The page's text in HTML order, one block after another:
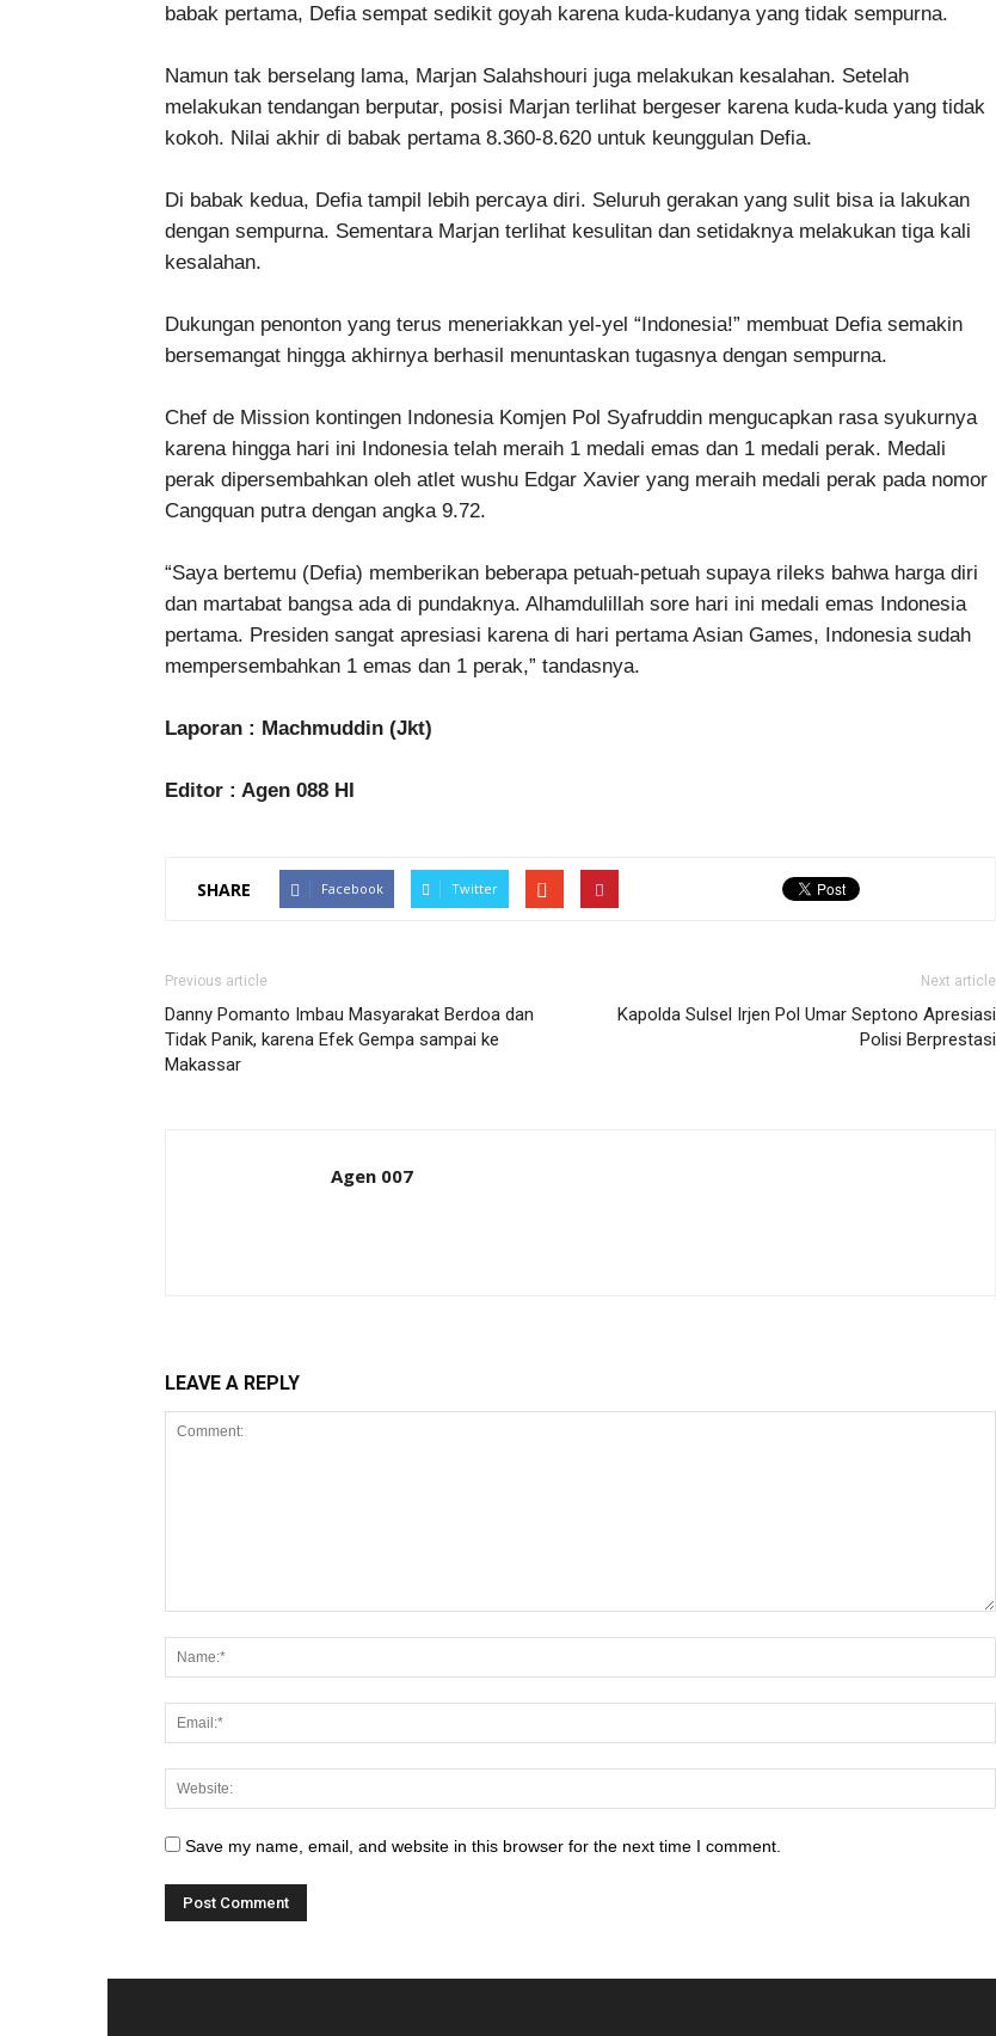
babak pertama, Defia sempat sedikit goyah karena kuda-kudanya yang tidak sempurna.
Namun tak berselang lama, Marjan Salahshouri juga melakukan kesalahan. Setelah
melakukan tendangan berputar, posisi Marjan terlihat bergeser karena kuda-kuda yang tidak
kokoh. Nilai akhir di babak pertama 8.360-8.620 untuk keunggulan Defia.
Di babak kedua, Defia tampil lebih percaya diri. Seluruh gerakan yang sulit bisa ia lakukan
dengan sempurna. Sementara Marjan terlihat kesulitan dan setidaknya melakukan tiga kali
kesalahan.
Dukungan penonton yang terus meneriakkan yel-yel “Indonesia!” membuat Defia semakin
bersemangat hingga akhirnya berhasil menuntaskan tugasnya dengan sempurna.
Chef de Mission kontingen Indonesia Komjen Pol Syafruddin mengucapkan rasa syukurnya
karena hingga hari ini Indonesia telah meraih 1 medali emas dan 1 medali perak. Medali
perak dipersembahkan oleh atlet wushu Edgar Xavier yang meraih medali perak pada nomor
Cangquan putra dengan angka 9.72.
“Saya bertemu (Defia) memberikan beberapa petuah-petuah supaya rileks bahwa harga diri
dan martabat bangsa ada di pundaknya. Alhamdulillah sore hari ini medali emas Indonesia
pertama. Presiden sangat apresiasi karena di hari pertama Asian Games, Indonesia sudah
mempersembahkan 1 emas dan 1 perak,” tandasnya.
Laporan : Machmuddin (Jkt)
Editor : Agen 088 HI
SHARE Facebook Twitter
Previous article
Danny Pomanto Imbau Masyarakat Berdoa dan
Tidak Panik, karena Efek Gempa sampai ke
Makassar
Next article
Kapolda Sulsel Irjen Pol Umar Septono Apresiasi
Polisi Berprestasi
Agen 007
LEAVE A REPLY
Save my name, email, and website in this browser for the next time I comment.